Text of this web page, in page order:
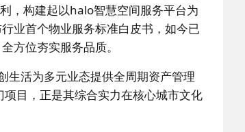
，构建起以halo智慧空间服务平台为
业首个物业服务标准白皮书，如今已
方位夯实服务品质。
生活为多元业态提供全周期资产管理
目，正是其综合实力在核心城市文化